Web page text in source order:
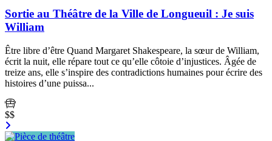
Sortie au Théâtre de la Ville de Longueuil : Je suis
William
Être libre d’être Quand Margaret Shakespeare, la sœur de William,
écrit la nuit, elle répare tout ce qu’elle côtoie d’injustices. Âgée de
treize ans, elle s’inspire des contradictions humaines pour écrire des
histoires d’une puissa...
$$